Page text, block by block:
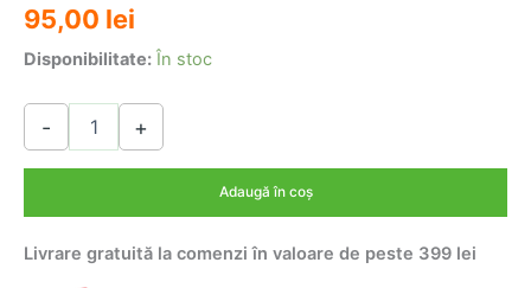
95,00 lei
Disponibilitate: În stoc
-
Cantitate
dansator
+
Adaugă în coș
Livrare gratuită la comenzi în valoare de peste 399 lei